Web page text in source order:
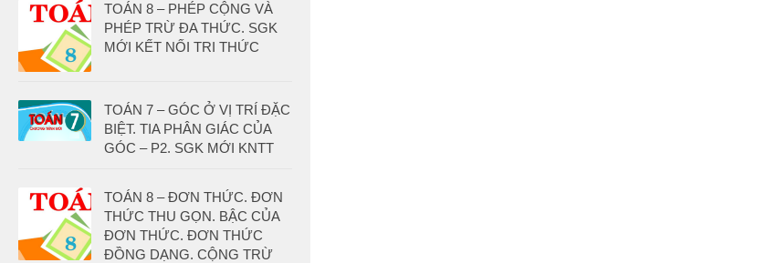
TOÁN 8 – PHÉP CỘNG VÀ
PHÉP TRỪ ĐA THỨC. SGK
MỚI KẾT NỐI TRI THỨC
TOÁN 7 – GÓC Ở VỊ TRÍ ĐẶC
BIỆT. TIA PHÂN GIÁC CỦA
GÓC – P2. SGK MỚI KNTT
TOÁN 8 – ĐƠN THỨC. ĐƠN
THỨC THU GỌN. BẬC CỦA
ĐƠN THỨC. ĐƠN THỨC
ĐỒNG DẠNG. CỘNG TRỪ